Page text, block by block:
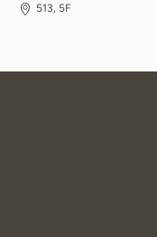
513, 5F